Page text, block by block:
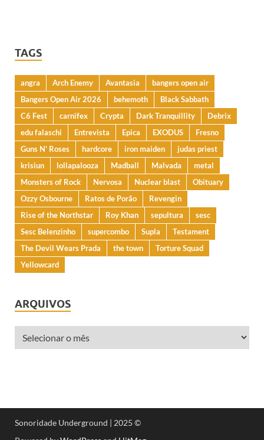
TAGS
angra Arch Enemy Avantasia
bangers open air
Bangers Open Air 2026
behemoth
Black Sabbath
C6 Fest
carnifex Crypta Dark Tranquillity
Debrix
edu falaschi
Entrevista Epica EXODUS
Fresno
Guns N' Roses
hardcore iron maiden
judas priest
krisiun
lollapalooza Madball Malvada
metal
Monsters of Rock
Nervosa Nuclear blast
Obituary
Ozzy Osbourne
Ratos de Porão
Revengin
Rise of the Northstar
Roy Khan sepultura
sesc
Sesc Belenzinho
supercombo Supla
Testament
The Devil Wears Prada
the town
Torture Squad
Yellowcard
ARQUIVOS
Sonoridade Underground | 2025 ©